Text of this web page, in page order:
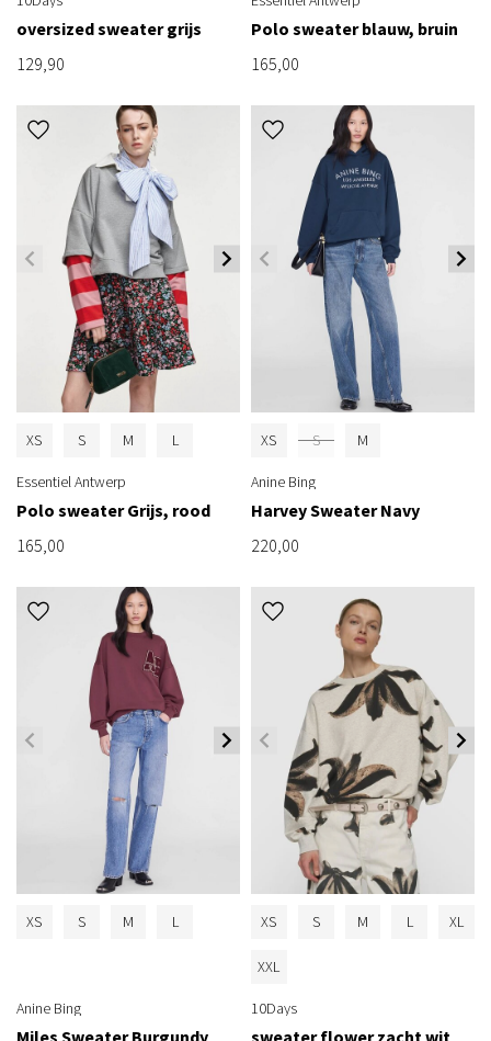
oversized sweater grijs
129,90
Polo sweater blauw, bruin
165,00
XS S M L
Essentiel Antwerp
Polo sweater Grijs, rood
165,00
XS S M
Anine Bing
Harvey Sweater Navy
220,00
XS S M L
Anine Bing
Miles Sweater Burgundy
XS S M L XL
XXL
10Days
sweater flower zacht wit